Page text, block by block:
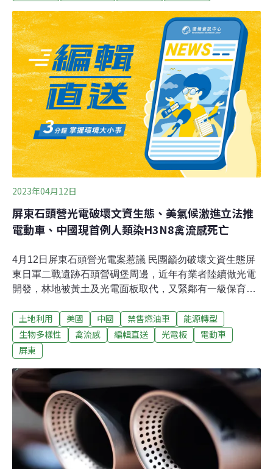
留使用e-fuels合成燃料的車輛，獲得豁免權的e-fuels也引
起了各界關切。e-fuels是什麼？為什麼德國要堅持使用e-
fuels？e-fuels指的是利用太陽能、風能等再生能源發電，
混合氫氣與二氧化碳而成的燃料。其中氫氣由電解水提
取，二氧化碳則透過直接空氣捕捉（Direct Air Capturing,
DAC）技術，由空氣中提取。e-fuels燃料可以使用在所有
傳統燃油內燃機中，雖然和一般汽油燃料一
2023年04月12日
屏東石頭營光電破壞文資生態、美氣候激進立法推
電動車、中國現首例人類染H3N8禽流感死亡
4月12日屏東石頭營光電案惹議 民團籲勿破壞文資生態屏
東日軍二戰遺跡石頭營碉堡周邊，近年有業者陸續做光電
開發，林地被黃土及光電面板取代，又緊鄰有一級保育類
且若水土保持不佳釀成淹水問題，民代及文資團體12日中
午到現場抗議，呼籲政府別再犧牲山林、砍樹種電。（公
視新聞網報導）2023黑琵全球普查6603隻再創新高 台灣
數量高達64％香港觀鳥會12日公布2023年黑面琵鷺全球普
查結果，今年全球黑琵普查，共記錄到6603隻，較去年普
查多了441隻，其中，台灣共記錄到4228隻，雙雙再創下
歷年來最高紀錄。台灣的黑琵族群數則持續保持全球之
冠，占全球數量的64％。（自由時報報導）
土地利用 美國 中國 禁售燃油車
能源轉型
生物多樣性
禽流感 編輯直送 光電板
電動車
屏東